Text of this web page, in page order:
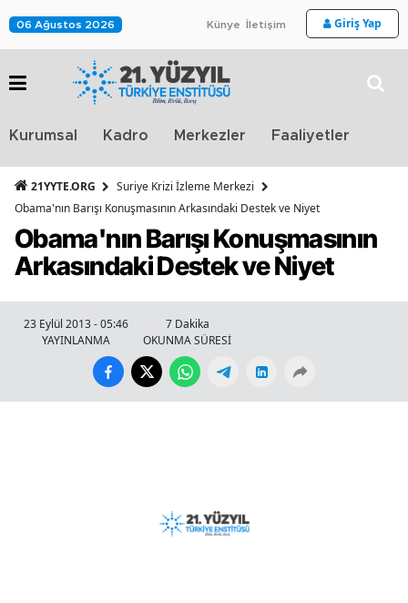
06 Ağustos 2026 Künye İletişim Giriş Yap
Kurumsal Kadro Merkezler Faaliyetler
21YYTE.ORG
Suriye Krizi İzleme Merkezi
Obama'nın Barışı Konuşmasının Arkasındaki Destek ve Niyet
Obama'nın Barışı Konuşmasının
Arkasındaki Destek ve Niyet
23 Eylül 2013 - 05:46
YAYINLANMA
7 Dakika
OKUNMA SÜRESİ